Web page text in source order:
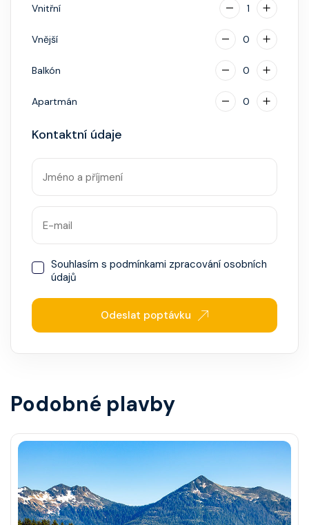
Vnitřní 1
Vnější 0
Balkón 0
Apartmán 0
Kontaktní údaje
Souhlasím s podmínkami zpracování osobních
údajů
Odeslat poptávku
Podobné plavby